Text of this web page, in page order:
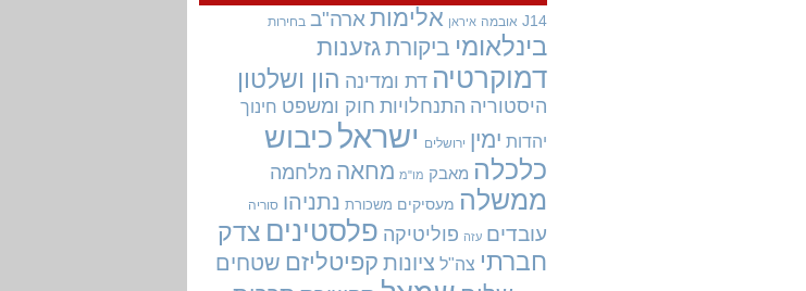
J14 אובמה איראן אלימות ארה"ב בחירות
בינלאומי ביקורתגזענות
דמוקרטיה דת ומדינה הון ושלטון
היסטוריה התנחלויות חוק ומשפט חינוך
יהדות ימין ירושלים ישראל כיבוש
כלכלה מאבק מו"מ מחאה מלחמה
ממשלה מעסיקים משכורת נתניהו סוריה
עובדים עזה פוליטיקה פלסטינים צדק
חברתי צה"ל ציונות קפיטליזם שטחים